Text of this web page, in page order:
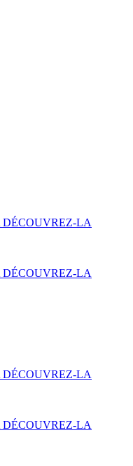
DÉCOUVREZ-LA
DÉCOUVREZ-LA
DÉCOUVREZ-LA
DÉCOUVREZ-LA